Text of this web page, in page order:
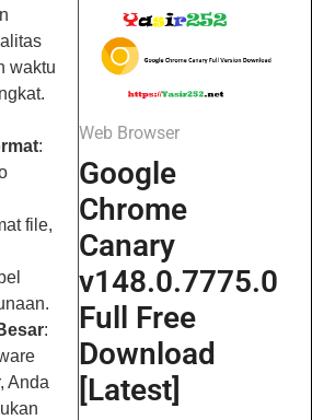
waktu
:
file,
:
Anda
Web Browser
Google
Chrome
Canary
v148.0.7775.0
Full Free
Download
[Latest]